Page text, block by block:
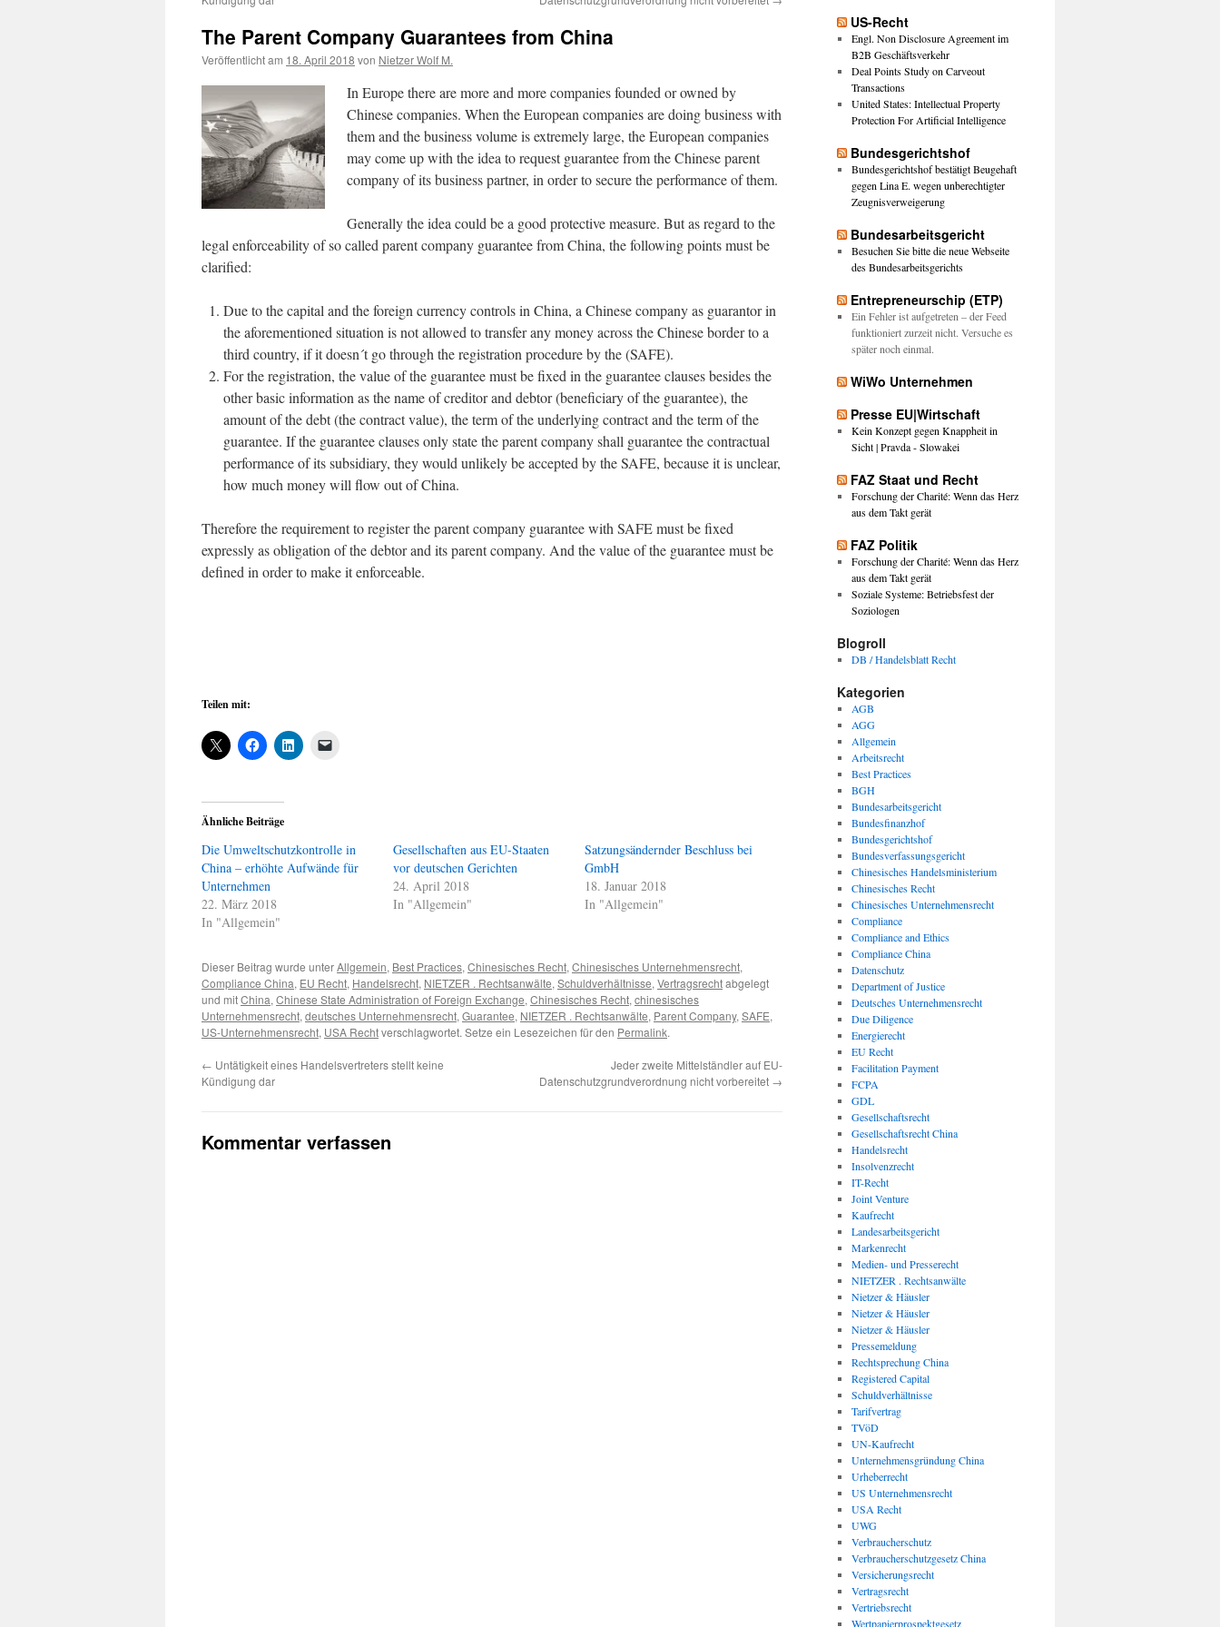
The Parent Company Guarantees from China
Veröffentlicht am 18. April 2018 von Nietzer Wolf M.
In Europe there are more and more companies founded or owned by
Chinese companies. When the European companies are doing business with
them and the business volume is extremely large, the European companies
may come up with the idea to request guarantee from the Chinese parent
company of its business partner, in order to secure the performance of them.
Generally the idea could be a good protective measure. But as regard to the
legal enforceability of so called parent company guarantee from China, the following points must be
clarified:
Due to the capital and the foreign currency controls in China, a Chinese company as guarantor in
the aforementioned situation is not allowed to transfer any money across the Chinese border to a
third country, if it doesn´t go through the registration procedure by the (SAFE).
For the registration, the value of the guarantee must be fixed in the guarantee clauses besides the
other basic information as the name of creditor and debtor (beneficiary of the guarantee), the
amount of the debt (the contract value), the term of the underlying contract and the term of the
guarantee. If the guarantee clauses only state the parent company shall guarantee the contractual
performance of its subsidiary, they would unlikely be accepted by the SAFE, because it is unclear,
how much money will flow out of China.
Therefore the requirement to register the parent company guarantee with SAFE must be fixed
expressly as obligation of the debtor and its parent company. And the value of the guarantee must be
defined in order to make it enforceable.
Teilen mit:
Ähnliche Beiträge
Die Umweltschutzkontrolle in
China – erhöhte Aufwände für
Unternehmen
22. März 2018
In "Allgemein"
Gesellschaften aus EU-Staaten
vor deutschen Gerichten
24. April 2018
In "Allgemein"
Satzungsändernder Beschluss bei
GmbH
18. Januar 2018
In "Allgemein"
Dieser Beitrag wurde unterAllgemein, Best Practices, Chinesisches Recht, Chinesisches Unternehmensrecht,
Compliance China, EU Recht, Handelsrecht, NIETZER . Rechtsanwälte, Schuldverhältnisse, Vertragsrechtabgelegt
und mitChina, Chinese State Administration of Foreign Exchange, Chinesisches Recht, chinesisches
Unternehmensrecht, deutsches Unternehmensrecht, Guarantee, NIETZER . Rechtsanwälte, Parent Company, SAFE,
US-Unternehmensrecht, USA Rechtverschlagwortet. Setze ein Lesezeichen für den Permalink.
← Untätigkeit eines Handelsvertreters stellt keine
Kündigung dar
Jeder zweite Mittelständler auf EU-
Datenschutzgrundverordnung nicht vorbereitet →
Kommentar verfassen
US-Recht
Engl. Non Disclosure Agreement im
B2B Geschäftsverkehr
Deal Points Study on Carveout
Transactions
United States: Intellectual Property
Protection For Artificial Intelligence
Bundesgerichtshof
Bundesgerichtshof bestätigt Beugehaft
gegen Lina E. wegen unberechtigter
Zeugnisverweigerung
Bundesarbeitsgericht
Besuchen Sie bitte die neue Webseite
des Bundesarbeitsgerichts
Entrepreneurschip (ETP)
Ein Fehler ist aufgetreten – der Feed
funktioniert zurzeit nicht. Versuche es
später noch einmal.
WiWo Unternehmen
Presse EU|Wirtschaft
Kein Konzept gegen Knappheit in
Sicht | Pravda - Slowakei
FAZ Staat und Recht
Forschung der Charité: Wenn das Herz
aus dem Takt gerät
FAZ Politik
Forschung der Charité: Wenn das Herz
aus dem Takt gerät
Soziale Systeme: Betriebsfest der
Soziologen
Blogroll
DB / Handelsblatt Recht
Kategorien
AGB
AGG
Allgemein
Arbeitsrecht
Best Practices
BGH
Bundesarbeitsgericht
Bundesfinanzhof
Bundesgerichtshof
Bundesverfassungsgericht
Chinesisches Handelsministerium
Chinesisches Recht
Chinesisches Unternehmensrecht
Compliance
Compliance and Ethics
Compliance China
Datenschutz
Department of Justice
Deutsches Unternehmensrecht
Due Diligence
Energierecht
EU Recht
Facilitation Payment
FCPA
GDL
Gesellschaftsrecht
Gesellschaftsrecht China
Handelsrecht
Insolvenzrecht
IT-Recht
Joint Venture
Kaufrecht
Landesarbeitsgericht
Markenrecht
Medien- und Presserecht
NIETZER . Rechtsanwälte
Nietzer & Häusler
Nietzer & Häusler
Nietzer & Häusler
Pressemeldung
Rechtsprechung China
Registered Capital
Schuldverhältnisse
Tarifvertrag
TVöD
UN-Kaufrecht
Unternehmensgründung China
Urheberrecht
US Unternehmensrecht
USA Recht
UWG
Verbraucherschutz
Verbraucherschutzgesetz China
Versicherungsrecht
Vertragsrecht
Vertriebsrecht
Wertpapierprospektgesetz